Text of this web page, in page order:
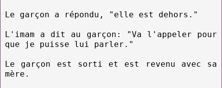
Le garçon a répondu, "elle est dehors."
L'imam a dit au garçon: "Va l'appeler pour
que je puisse lui parler."
Le garçon est sorti et est revenu avec sa
mère.